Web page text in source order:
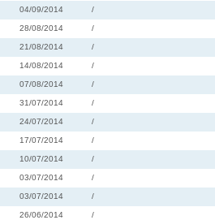
04/09/2014 /
28/08/2014 /
21/08/2014 /
14/08/2014 /
07/08/2014 /
31/07/2014 /
24/07/2014 /
17/07/2014 /
10/07/2014 /
03/07/2014 /
03/07/2014 /
26/06/2014 /